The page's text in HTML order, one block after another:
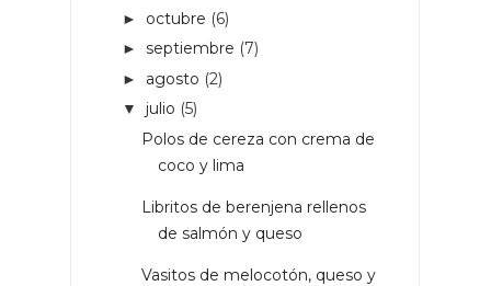
► octubre (6)
► septiembre (7)
► agosto (2)
▼ julio (5)
Polos de cereza con crema de
coco y lima
Libritos de berenjena rellenos
de salmón y queso
Vasitos de melocotón, queso y